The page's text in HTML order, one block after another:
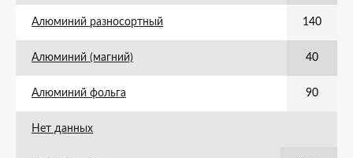
Алюминий разносортный 140
Алюминий (магний) 40
Алюминий фольга 90
Нет данных